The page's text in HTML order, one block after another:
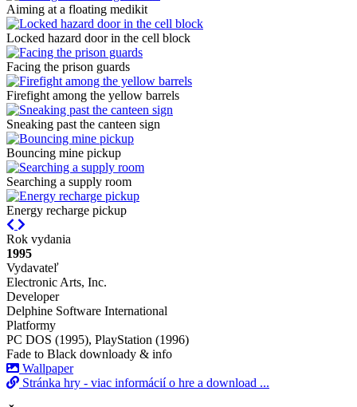
Aiming at a floating medikit
Locked hazard door in the cell block
Facing the prison guards
Firefight among the yellow barrels
Sneaking past the canteen sign
Bouncing mine pickup
Searching a supply room
Energy recharge pickup
Previous
Rok vydania
1995
Vydavateľ
Electronic Arts, Inc.
Developer
Delphine Software International
Platformy
PC DOS (1995), PlayStation (1996)
Fade to Black downloady & info
Wallpaper
Stránka hry - viac informácií o hre a download ...